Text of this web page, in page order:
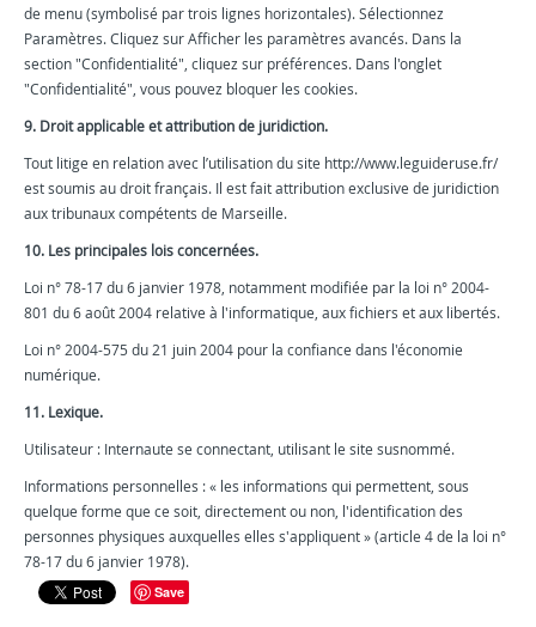
de menu (symbolisé par trois lignes horizontales). Sélectionnez
Paramètres. Cliquez sur Afficher les paramètres avancés. Dans la
section "Confidentialité", cliquez sur préférences. Dans l'onglet
"Confidentialité", vous pouvez bloquer les cookies.
9. Droit applicable et attribution de juridiction.
Tout litige en relation avec l’utilisation du site http://www.leguideruse.fr/
est soumis au droit français. Il est fait attribution exclusive de juridiction
aux tribunaux compétents de Marseille.
10. Les principales lois concernées.
Loi n° 78-17 du 6 janvier 1978, notamment modifiée par la loi n° 2004-
801 du 6 août 2004 relative à l'informatique, aux fichiers et aux libertés.
Loi n° 2004-575 du 21 juin 2004 pour la confiance dans l'économie
numérique.
11. Lexique.
Utilisateur : Internaute se connectant, utilisant le site susnommé.
Informations personnelles : « les informations qui permettent, sous
quelque forme que ce soit, directement ou non, l'identification des
personnes physiques auxquelles elles s'appliquent » (article 4 de la loi n°
78-17 du 6 janvier 1978).
Save